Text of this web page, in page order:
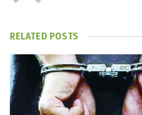
RELATED POSTS